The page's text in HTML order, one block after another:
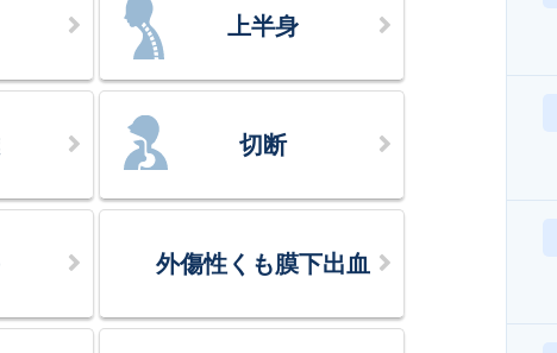
上半身
切断
外傷性くも膜下出血